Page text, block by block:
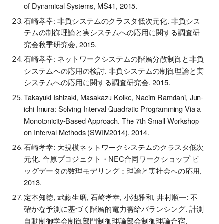
of Dynamical Systems, MS41, 2015.
石崎孝幸: 非負システムのクラスタ低次元化. 非負シス
テムの制御理論と実システムへの応用に関する調査研
究会秋季研究会, 2015.
石崎孝幸: ネットワークシステムの階層分散制御と非負
システムへの応用の検討. 非負システムの制御理論と実
システムへの応用に関する調査研究会, 2015.
Takayuki Ishizaki, Masakazu Koike, Nacim Ramdani, Jun-
ichi Imura: Solving Interval Quadratic Programming Via a
Monotonicity-Based Approach. The 7th Small Workshop
on Interval Methods (SWIM2014), 2014.
石崎孝幸: 大規模ネットワークシステムのクラスタ低次
元化. 合原プロジェクト・NEC合同ワークショップ ビ
ッグデータの数理モデリング：理論と実社会への応用,
2013.
定本知徳, 武藤生磨, 石崎孝幸, 小池雅和, 井村順一: 不
確かな予測に基づく階層的電力需給バランシング. 計測
自動制御学会制御部門制御理論部会制御理論合宿,